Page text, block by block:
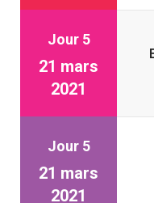
Jour 5
21 mars
2021
Jour 5
21 mars
2021